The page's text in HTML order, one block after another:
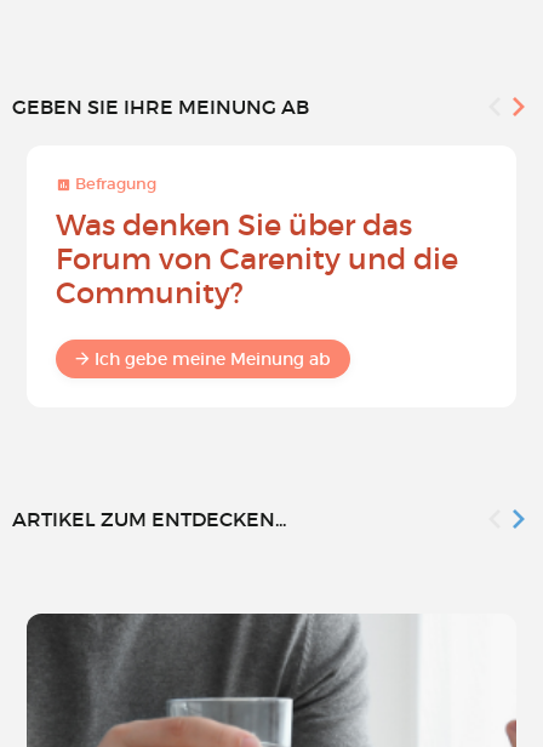
GEBEN SIE IHRE MEINUNG AB
Befragung
Was denken Sie über das
Forum von Carenity und die
Community?
Ich gebe meine Meinung ab
ARTIKEL ZUM ENTDECKEN...